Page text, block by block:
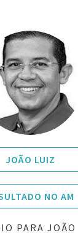
JOÃO LUIZ
NO AM
PARA